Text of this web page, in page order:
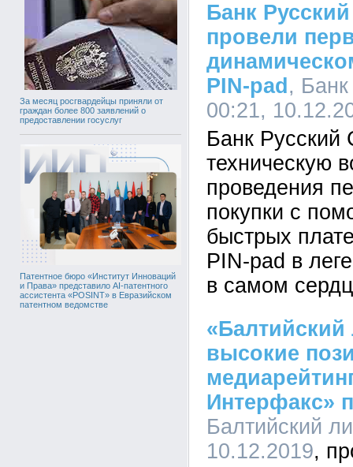
За месяц росгвардейцы приняли от
граждан более 800 заявлений о
предоставлении госуслуг
Патентное бюро «Институт Инноваций
и Права» представило AI-патентного
ассистента «POSINT» в Евразийском
патентном ведомстве
Банк
провели
PIN-pad ,
00:21,
Банк Русский
техническую
проведения
покупки с
быстрых
PIN-pad в
в самом
«Балтийский
высокие
Интерфакс»
Балтийский
10.12.2019